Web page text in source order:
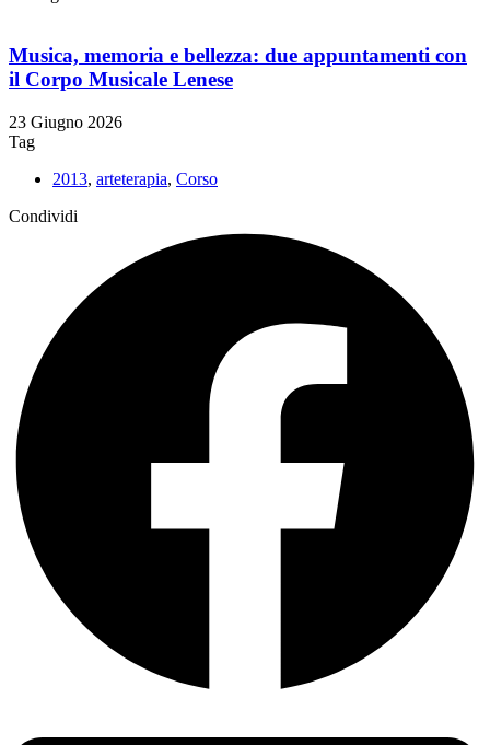
Musica, memoria e bellezza: due appuntamenti con
il Corpo Musicale Lenese
23 Giugno 2026
Tag
2013, arteterapia, Corso
Condividi